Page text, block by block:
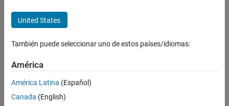
United States
También puede seleccionar uno de estos países/idiomas:
América
América Latina (Español)
Canada (English)